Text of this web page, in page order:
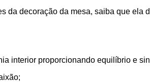
da decoração da mesa, saiba que ela
interior proporcionando equilíbrio e